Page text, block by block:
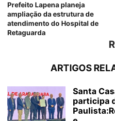
Prefeito Lapena planeja
ampliação da estrutura de
atendimento do Hospital de
Retaguarda
ARTIGOS
Santa
participa